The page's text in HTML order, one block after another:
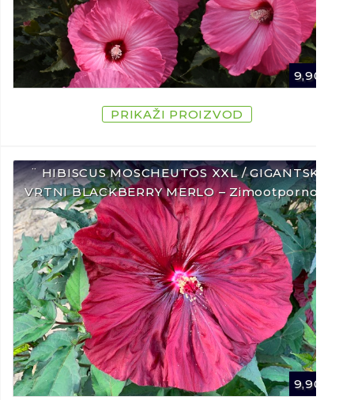
9,90
PRIKAŽI PROIZVOD
¨ HIBISCUS MOSCHEUTOS XXL / GIGANTSKI
VRTNI BLACKBERRY MERLO – Zimootporno ¨
9,90